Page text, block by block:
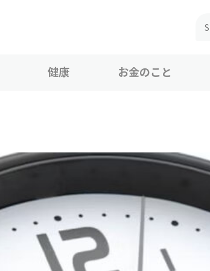
健康 お金のこと